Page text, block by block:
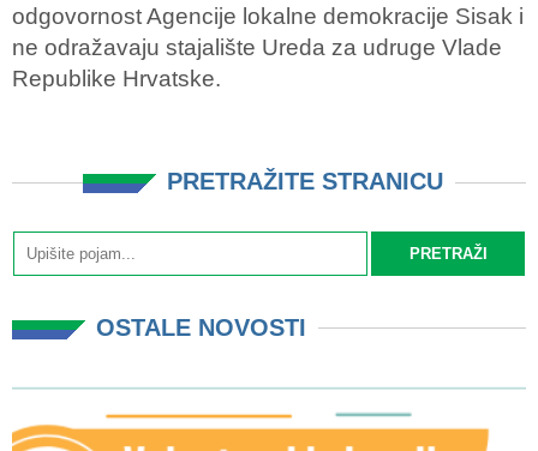
odgovornost Agencije lokalne demokracije Sisak i
ne odražavaju stajalište Ureda za udruge Vlade
Republike Hrvatske.
PRETRAŽITE STRANICU
OSTALE NOVOSTI